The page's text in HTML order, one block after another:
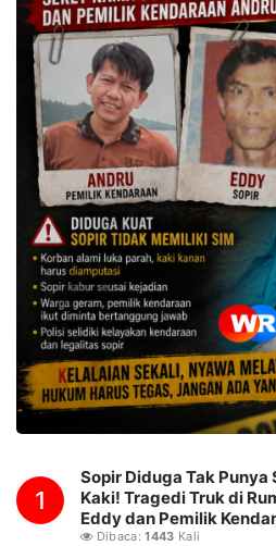
1
Sopir Diduga Tak Punya
Kaki! Tragedi Truk di
Eddy dan Pemilik
Dibaca:1443 Kali